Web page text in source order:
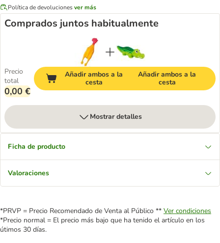
Política de devolucionesver más
Comprados juntos habitualmente
Precio
total
0,00 €
Añadir ambos a la
cesta
Añadir ambos a la
cesta
Mostrar detalles
Ficha de producto
Valoraciones
*PRVP = Precio Recomendado de Venta al Público ** Ver condiciones
*Precio normal = El precio más bajo que ha tenido el artículo en los
útimos 30 días.